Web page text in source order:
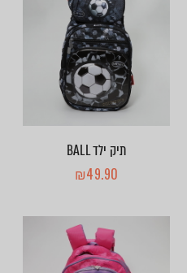
תיק ילד BALL
₪49.90